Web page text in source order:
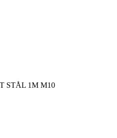
STÅL 1M M10